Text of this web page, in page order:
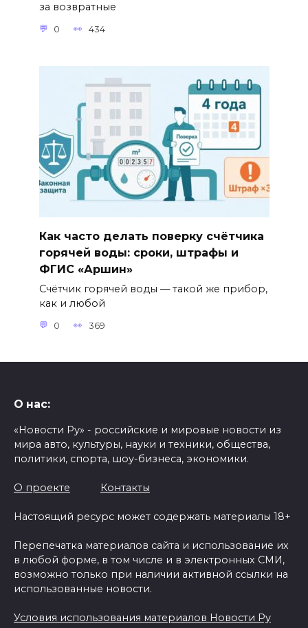
за возвратные
0 434
Как часто делать поверку счётчика
горячей воды: сроки, штрафы и
ФГИС «Аршин»
Счётчик горячей воды — такой же прибор,
как и любой
0 369
О нас:
«Новости Ру» - российские и мировые новости из
мира авто, культуры, науки и техники, общества,
политики, спорта, шоу-бизнеса, экономики.
О проекте Контакты
Настоящий ресурс может содержать материалы 18+
Перепечатка материалов сайта и использование их
в любой форме, в том числе и в электронных СМИ,
возможно только при наличии активной ссылки на
использованные новости.
Условия использования материалов Новости Ру